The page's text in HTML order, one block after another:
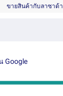
ขายสินค้ากับลาซาด้า
Google